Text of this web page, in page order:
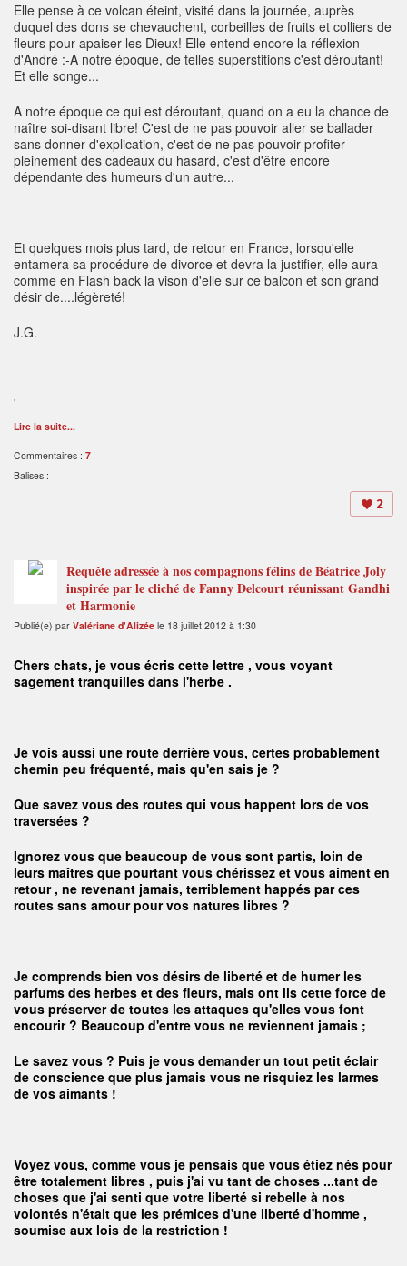
Elle pense à ce volcan éteint, visité dans la journée, auprès
duquel des dons se chevauchent, corbeilles de fruits et colliers de
fleurs pour apaiser les Dieux! Elle entend encore la réflexion
d'André :-A notre époque, de telles superstitions c'est déroutant!
Et elle songe...
A notre époque ce qui est déroutant, quand on a eu la chance de
naître soi-disant libre! C'est de ne pas pouvoir aller se ballader
sans donner d'explication, c'est de ne pas pouvoir profiter
pleinement des cadeaux du hasard, c'est d'être encore
dépendante des humeurs d'un autre...
Et quelques mois plus tard, de retour en France, lorsqu'elle
entamera sa procédure de divorce et devra la justifier, elle aura
comme en Flash back la vison d'elle sur ce balcon et son grand
désir de....légèreté!
J.G.
'
Lire la suite...
Commentaires : 7
Balises :
2
Requête adressée à nos compagnons félins de Béatrice Joly
inspirée par le cliché de Fanny Delcourt réunissant Gandhi
et Harmonie
Publié(e) par Valériane d'Alizée le 18 juillet 2012 à 1:30
Chers chats, je vous écris cette lettre , vous voyant
sagement tranquilles dans l'herbe .
Je vois aussi une route derrière vous, certes probablement
chemin peu fréquenté, mais qu'en sais je ?
Que savez vous des routes qui vous happent lors de vos
traversées ?
Ignorez vous que beaucoup de vous sont partis, loin de
leurs maîtres que pourtant vous chérissez et vous aiment en
retour , ne revenant jamais, terriblement happés par ces
routes sans amour pour vos natures libres ?
Je comprends bien vos désirs de liberté et de humer les
parfums des herbes et des fleurs, mais ont ils cette force de
vous préserver de toutes les attaques qu'elles vous font
encourir ? Beaucoup d'entre vous ne reviennent jamais ;
Le savez vous ? Puis je vous demander un tout petit éclair
de conscience que plus jamais vous ne risquiez les larmes
de vos aimants !
Voyez vous, comme vous je pensais que vous étiez nés pour
être totalement libres , puis j'ai vu tant de choses ...tant de
choses que j'ai senti que votre liberté si rebelle à nos
volontés n'était que les prémices d'une liberté d'homme ,
soumise aux lois de la restriction !